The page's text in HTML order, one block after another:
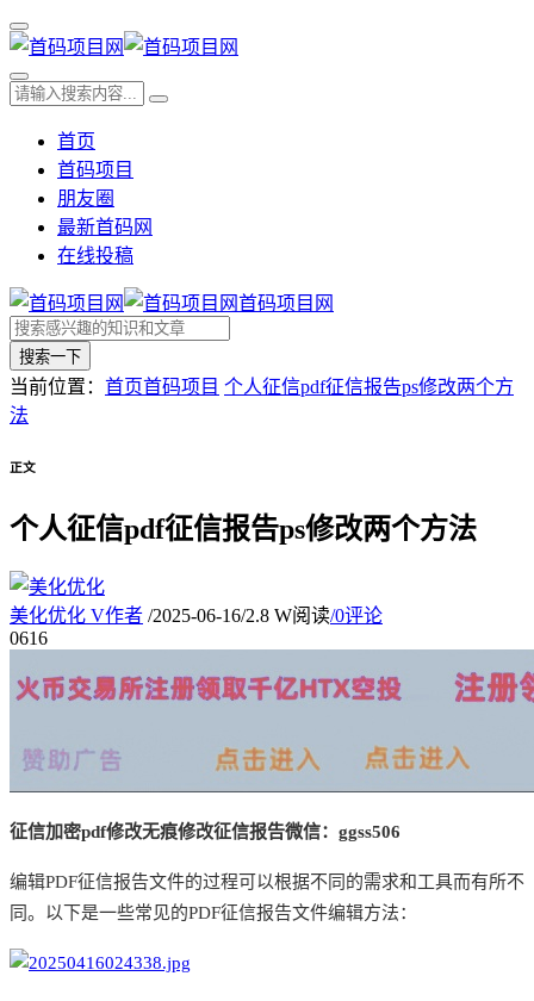
首页
首码项目
朋友圈
最新首码网
在线投稿
首码项目网
搜索一下
当前位置： 首页首码项目 个人征信pdf征信报告ps修改两个方
法
正文
个人征信pdf征信报告ps修改两个方法
美化优化 V作者 /2025-06-16/2.8 W阅读/0评论
0616
征信加密pdf修改无痕修改征信报告微信： ggss506
编辑PDF征信报告文件的过程可以根据不同的需求和工具而有所不
同。以下是一些常见的PDF征信报告文件编辑方法：